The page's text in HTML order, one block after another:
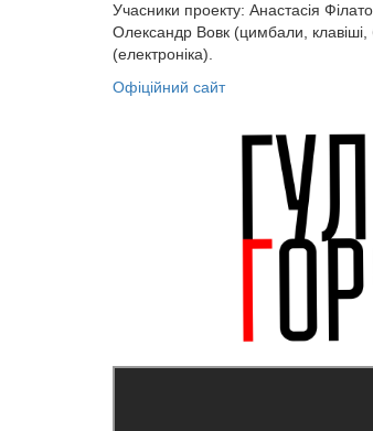
Учасники проекту: Анастасія
Олександр Вовк (цимбали,
(електроніка).
Офіційний сайт